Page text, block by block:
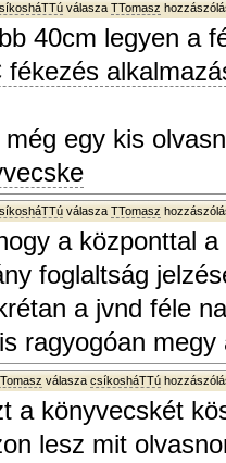
válasza TTomasz
40cm legyen a
fékezés
még egy kis
válasza TTomasz
a központtal
foglaltság
a jvnd féle
ragyogóan
válasza csíkosháTTú
a könyvecskét
lesz mit